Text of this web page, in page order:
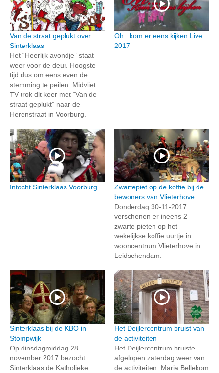
Van de straat geplukt over
Sinterklaas
Het “Heerlijk avondje” staat
weer voor de deur. Hoogste
tijd dus om eens even de
stemming te peilen. Midvliet
TV trok dit keer met “Van de
straat geplukt” naar de
Herenstraat in Voorburg.
Oh...kom er eens kijken Live
2017
Intocht Sinterklaas Voorburg
Zwartepiet op de koffie bij de
bewoners van Vlieterhove
Donderdag 30-11-2017
verschenen er ineens 2
zwarte pieten op het
wekelijkse koffie uurtje in
wooncentrum Vlieterhove in
Leidschendam.
Sinterklaas bij de KBO in
Stompwijk
Op dinsdagmiddag 28
november 2017 bezocht
Sinterklaas de Katholieke
Het Deijlercentrum bruist van
de activiteiten
Het Deijlercentrum bruiste
afgelopen zaterdag weer van
de activiteiten. Maria Bellekom